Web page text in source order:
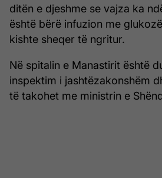
ditën e djeshme se vajza ka
është bërë infuzion me
kishte sheqer të ngritur.
Në spitalin e Manastirit është
inspektim i jashtëzakonshëm
të takohet me ministrin e